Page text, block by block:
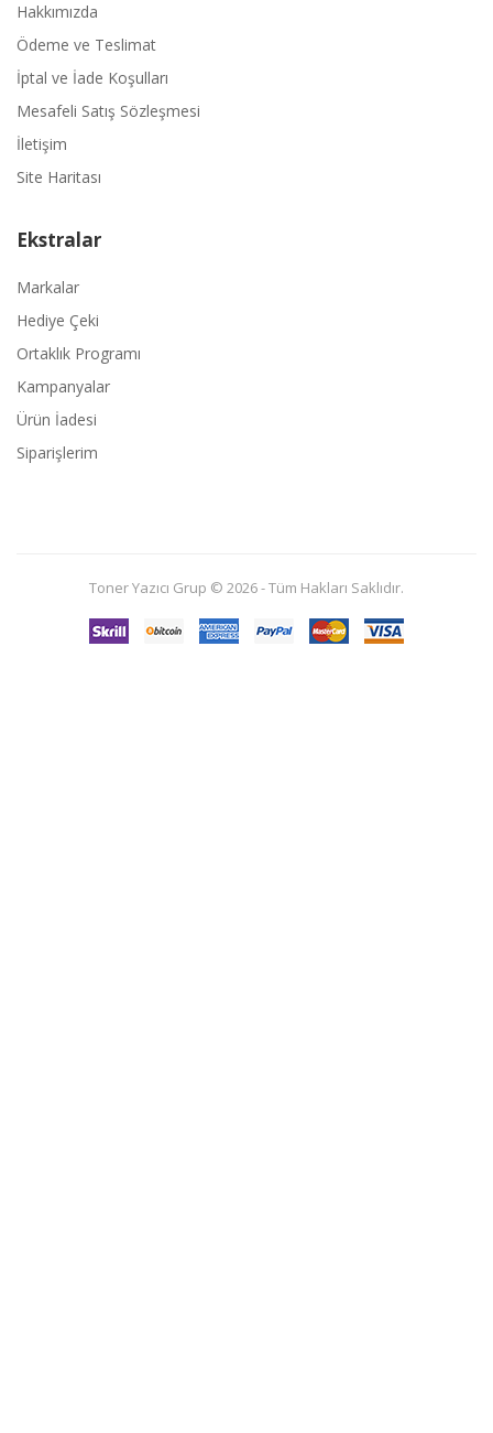
Hakkımızda
Ödeme ve Teslimat
İptal ve İade Koşulları
Mesafeli Satış Sözleşmesi
İletişim
Site Haritası
Ekstralar
Markalar
Hediye Çeki
Ortaklık Programı
Kampanyalar
Ürün İadesi
Siparişlerim
Toner Yazıcı Grup © 2026 - Tüm Hakları Saklıdır.